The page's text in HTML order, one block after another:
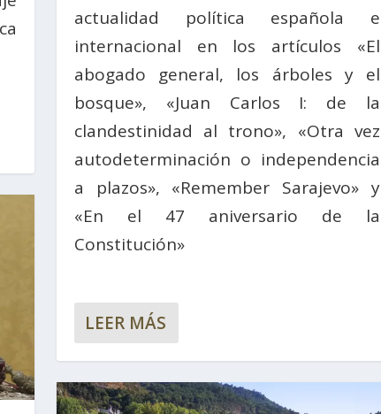
actualidad política española e
internacional en los artículos «El
abogado general, los árboles y el
bosque», «Juan Carlos I: de la
clandestinidad al trono», «Otra vez
autodeterminación o independencia
a plazos», «Remember Sarajevo» y
«En el 47 aniversario de la
Constitución»
LEER MÁS